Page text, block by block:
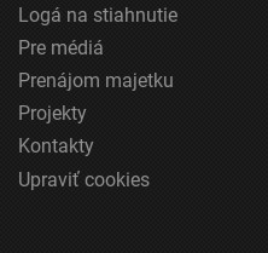
Logá na stiahnutie
Pre médiá
Prenájom majetku
Projekty
Kontakty
Upraviť cookies